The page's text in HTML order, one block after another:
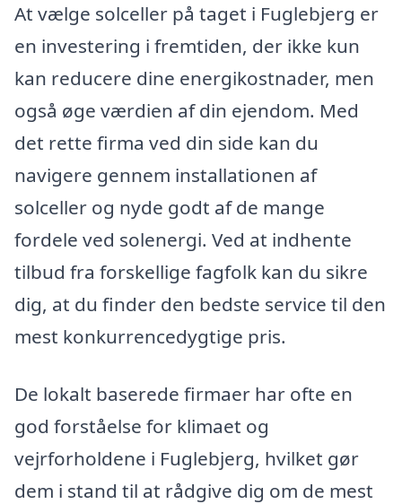
At vælge solceller på taget i Fuglebjerg er
en investering i fremtiden, der ikke kun
kan reducere dine energikostnader, men
også øge værdien af din ejendom. Med
det rette firma ved din side kan du
navigere gennem installationen af
solceller og nyde godt af de mange
fordele ved solenergi. Ved at indhente
tilbud fra forskellige fagfolk kan du sikre
dig, at du finder den bedste service til den
mest konkurrencedygtige pris.
De lokalt baserede firmaer har ofte en
god forståelse for klimaet og
vejrforholdene i Fuglebjerg, hvilket gør
dem i stand til at rådgive dig om de mest